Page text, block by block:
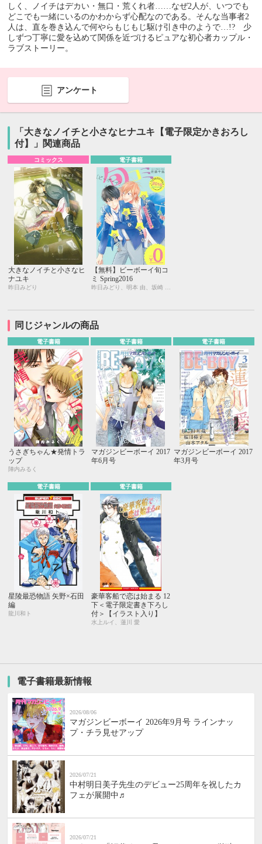
しく、ノイチはデカい・無口・荒くれ者……なぜ2人が、いつでも
どこでも一緒にいるのかわからず心配なのである。そんな当事者2
人は、直を巻き込んで何やらもじもじ駆け引き中のようで…!? 少
しずつ丁寧に愛を込めて関係を近づけるピュアな初心者カップル・
ラブストーリー。
アンケート
「大きなノイチと小さなヒナユキ【電子限定かきおろし
付】」関連商品
コミックス
大きなノイチと小さなヒ
ナユキ
昨日みどり
電子書籍
【無料】ビーボーイ旬コ
ミ Spring2016
同じジャンルの商品
電子書籍
うさぎちゃん★発情トラ
ップ
陣内みるく
電子書籍
マガジンビーボーイ 2017
年6月号
電子書籍
マガジンビーボーイ 2017
年3月号
電子書籍
星陵最恐物語 矢野×石田
編
龍川和ト
電子書籍
豪華客船で恋は始まる 12
下＜電子限定書き下ろし
付＞【イラスト入り】
水上ルイ、蓮川 愛
電子書籍最新情報
2026/08/06
マガジンビーボーイ 2026年9月号 ラインナッ
プ・チラ見せアップ
2026/07/21
中村明日美子先生のデビュー25周年を祝したカ
フェが展開中♬
2026/07/21